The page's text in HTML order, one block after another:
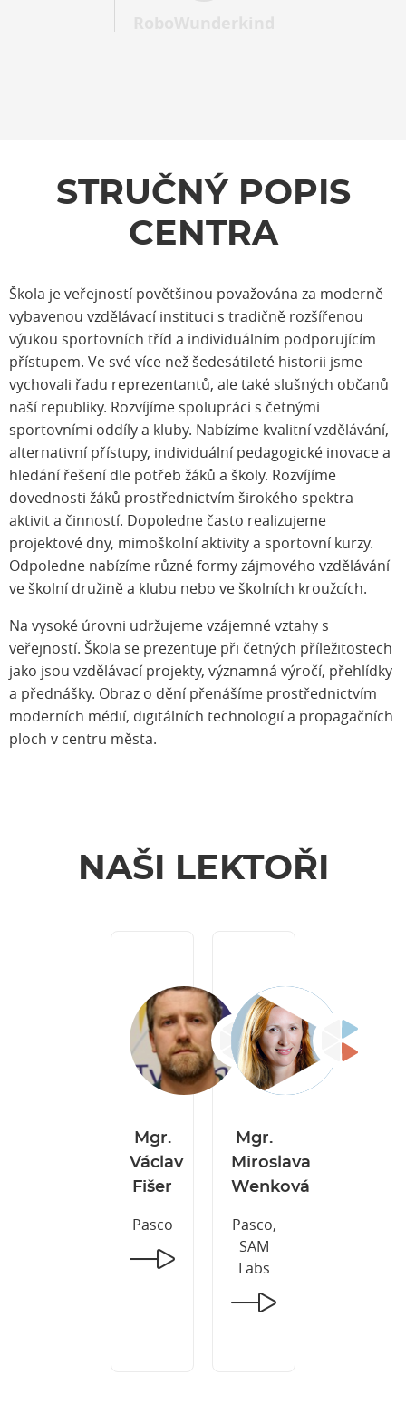
STRUČNÝ POPIS
CENTRA
Škola je veřejností povětšinou považována za moderně
vybavenou vzdělávací instituci s tradičně rozšířenou
výukou sportovních tříd a individuálním podporujícím
přístupem. Ve své více než šedesátileté historii jsme
vychovali řadu reprezentantů, ale také slušných občanů
naší republiky. Rozvíjíme spolupráci s četnými
sportovními oddíly a kluby. Nabízíme kvalitní vzdělávání,
alternativní přístupy, individuální pedagogické inovace a
hledání řešení dle potřeb žáků a školy. Rozvíjíme
dovednosti žáků prostřednictvím širokého spektra
aktivit a činností. Dopoledne často realizujeme
projektové dny, mimoškolní aktivity a sportovní kurzy.
Odpoledne nabízíme různé formy zájmového vzdělávání
ve školní družině a klubu nebo ve školních kroužcích.
Na vysoké úrovni udržujeme vzájemné vztahy s
veřejností. Škola se prezentuje při četných příležitostech
jako jsou vzdělávací projekty, významná výročí, přehlídky
a přednášky. Obraz o dění přenášíme prostřednictvím
moderních médií, digitálních technologií a propagačních
ploch v centru města.
NAŠI LEKTOŘI
Mgr.
Václav
Fišer
Pasco
Mgr.
Miroslava
Wenková
Pasco,
SAM
Labs